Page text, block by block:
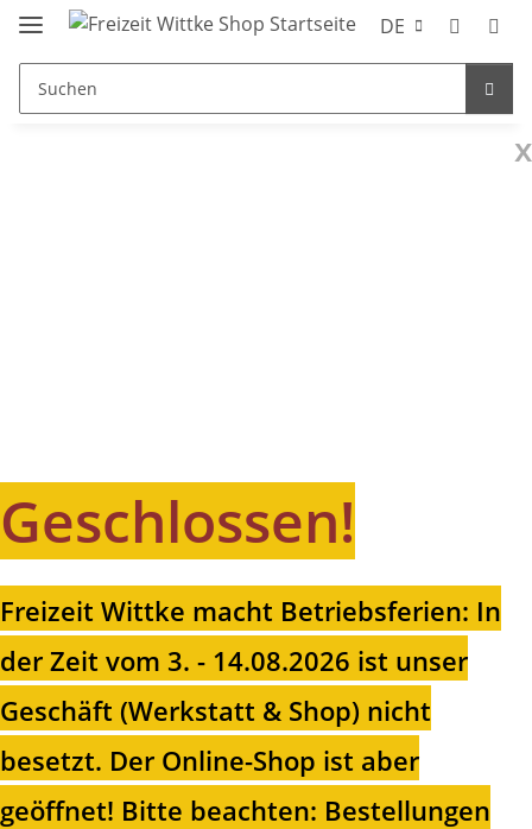
DE
x
Geschlossen!
Freizeit Wittke macht Betriebsferien: In
der Zeit vom 3. - 14.08.2026 ist unser
Geschäft (Werkstatt & Shop) nicht
besetzt. Der Online-Shop ist aber
geöffnet! Bitte beachten: Bestellungen